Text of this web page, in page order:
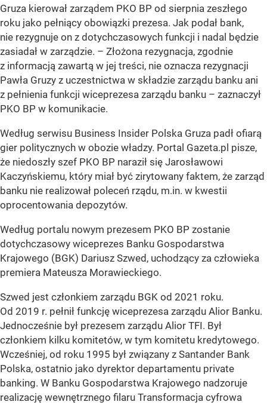
Gruza kierował zarządem PKO BP od sierpnia zeszłego
roku jako pełniący obowiązki prezesa. Jak podał bank,
nie rezygnuje on z dotychczasowych funkcji i nadal będzie
zasiadał w zarządzie. – Złożona rezygnacja, zgodnie
z informacją zawartą w jej treści, nie oznacza rezygnacji
Pawła Gruzy z uczestnictwa w składzie zarządu banku ani
z pełnienia funkcji wiceprezesa zarządu banku – zaznaczył
PKO BP w komunikacie.
Według serwisu Business Insider Polska Gruza padł ofiarą
gier politycznych w obozie władzy. Portal Gazeta.pl pisze,
że niedoszły szef PKO BP naraził się Jarosławowi
Kaczyńskiemu, który miał być zirytowany faktem, że zarząd
banku nie realizował poleceń rządu, m.in. w kwestii
oprocentowania depozytów.
Według portalu nowym prezesem PKO BP zostanie
dotychczasowy wiceprezes Banku Gospodarstwa
Krajowego (BGK) Dariusz Szwed, uchodzący za człowieka
premiera Mateusza Morawieckiego.
Szwed jest członkiem zarządu BGK od 2021 roku.
Od 2019 r. pełnił funkcję wiceprezesa zarządu Alior Banku.
Jednocześnie był prezesem zarządu Alior TFI. Był
członkiem kilku komitetów, w tym komitetu kredytowego.
Wcześniej, od roku 1995 był związany z Santander Bank
Polska, ostatnio jako dyrektor departamentu private
banking. W Banku Gospodarstwa Krajowego nadzoruje
realizację wewnętrznego filaru Transformacja cyfrowa